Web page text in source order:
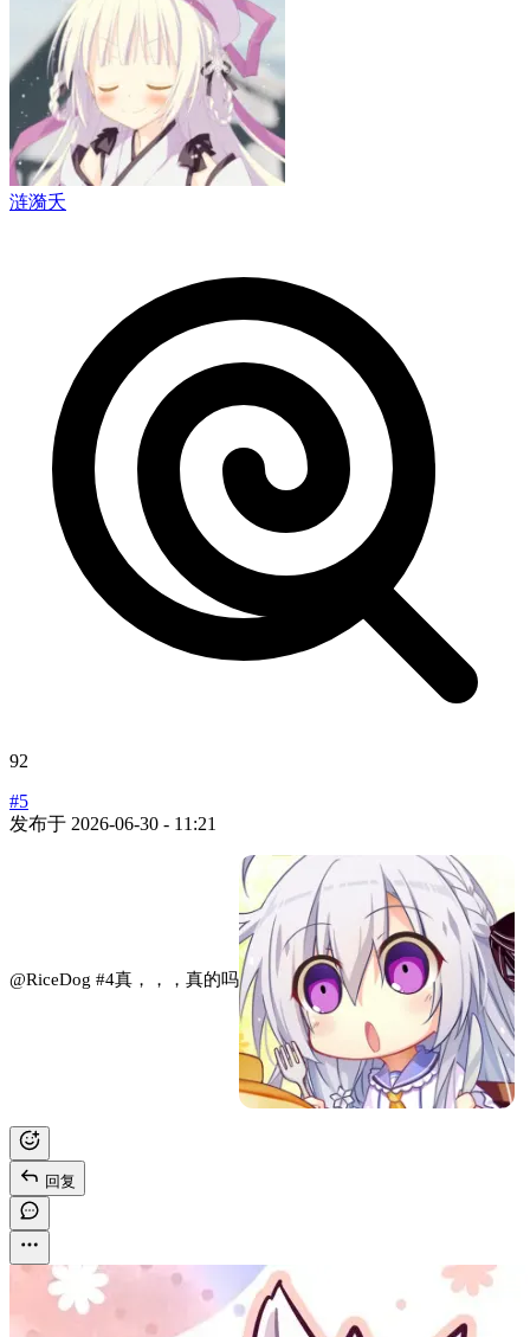
涟漪夭
92
#5
发布于 2026-06-30 - 11:21
@RiceDog #4真，，，真的吗
回复